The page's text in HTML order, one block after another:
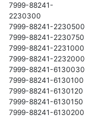
7999-88241-
2230300
7999-88241-2230500
7999-88241-2230750
7999-88241-2231000
7999-88241-2232000
7999-88241-6130030
7999-88241-6130100
7999-88241-6130120
7999-88241-6130150
7999-88241-6130200